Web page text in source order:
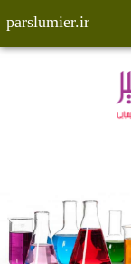
parslumier.ir